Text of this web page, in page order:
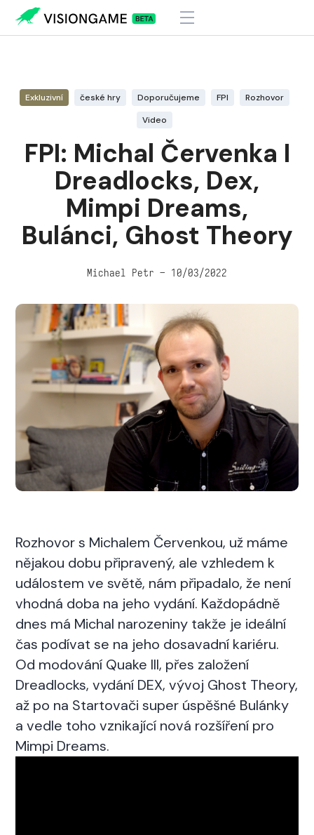
Exkluzivní české hry Doporučujeme FPI
Rozhovor
Video
FPI: Michal Červenka I
Dreadlocks, Dex,
Mimpi Dreams,
Bulánci, Ghost Theory
Michael Petr – 10/03/2022
Rozhovor s Michalem Červenkou, už máme
nějakou dobu připravený, ale vzhledem k
událostem ve světě, nám připadalo, že není
vhodná doba na jeho vydání. Každopádně
dnes má Michal narozeniny takže je ideální
čas podívat se na jeho dosavadní kariéru.
Od modování Quake III, přes založení
Dreadlocks, vydání DEX, vývoj Ghost Theory,
až po na Startovači super úspěšné Bulánky
a vedle toho vznikající nová rozšíření pro
Mimpi Dreams.